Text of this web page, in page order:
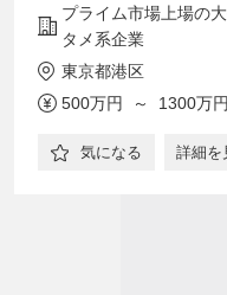
プライム市場上場の
タメ系企業
東京都港区
500万円 ～ 1300万円
気になる 詳細を